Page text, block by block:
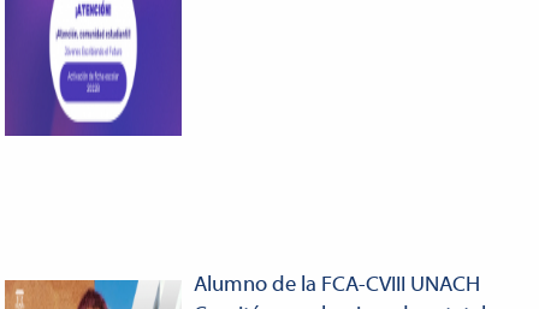
Alumno de la FCA-CVIII UNACH